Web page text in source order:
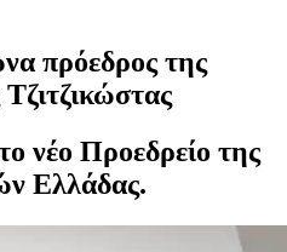
πρόεδρος της
νέο Προεδρείο της
Ελλάδας.